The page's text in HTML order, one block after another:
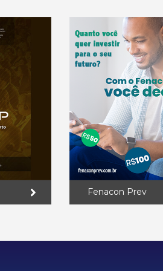
Fenacon Prev